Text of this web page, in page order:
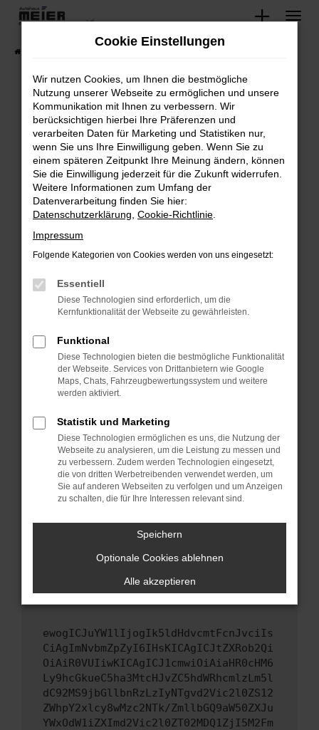
Zum
springen
Lagerfahrzeuge
Fehler: Network Error
Beim Laden ist ein Fehler aufgetreten.
Hier sind ein paar Tipps, die dir helfen können:
Überprüfe deine Firewall und deine
Internetverbindung.
Laden andere Webseiten, zum Beispiel deine
Suchmaschine?
Prüfe deine Browsererweiterungen.
können das Laden bestimmter Seiten
verhindern. Funktioniert die Seite in einem
anderen Browser oder in einem privaten
Starte dein Gerät neu.
Das kann manchmal helfen, vorübergehende
Probleme zu beheben.
Betriebssystem auf dem neuesten Stand
sind.
Veraltete Software birgt nicht nur ein
Sicherheitsrisiko, sondern kann auch dazu
führen, dass bestimmte Funktionen nicht mehr
unterstützt werden.
Wende dich an den Webseitenbetreiber.
Wenn du alle oben genannten Schritte versucht
hast, kontaktiere uns bitte. Wir werden
versuchen, das Problem zu beheben. Du kannst
uns diesen Text schicken, um uns bei der
ewogICJuYW1lIjogIk5ldHdvcmtFcnJvciIs
CiAgImNvbmZpZyI6IHsKICAgICJtZXRob2Qi
OiAiR0VUIiwKICAgICJ1cmwiOiAiaHR0cHM6
Ly9hcGkueC5ha3MtcHJvZC5hdWRhcmlzLm5l
dC92MS9jbGllbnRzLzIyNTgvd2Vic2l0ZS12
ZWhpY2xlcy8wMzc2NTk/ZmllbGQ9aW50ZXJu
YWxOdW1iZXImd2Vic2l0ZT02MDQ1ZjI5M2Fm
Cookie Einstellungen
Wir nutzen Cookies, um Ihnen die bestmögliche
Nutzung unserer Webseite zu ermöglichen und unsere
Kommunikation mit Ihnen zu verbessern. Wir
berücksichtigen hierbei Ihre Präferenzen und
verarbeiten Daten für Marketing und Statistiken nur,
wenn Sie uns Ihre Einwilligung geben. Wenn Sie zu
einem späteren Zeitpunkt Ihre Meinung ändern, können
Sie die Einwilligung jederzeit für die Zukunft widerrufen.
Weitere Informationen zum Umfang der
Datenverarbeitung finden Sie hier:
Datenschutzerklärung Cookie-Richtlinie
Impressum
Folgende Kategorien von Cookies werden von uns eingesetzt:
Essentiell
Diese Technologien sind erforderlich, um die
Kernfunktionalität der Webseite zu gewährleisten.
Funktional
Diese Technologien bieten die bestmögliche Funktionalität
der Webseite. Services von Drittanbietern wie Google
Maps, Chats, Fahrzeugbewertungssystem und weitere
werden aktiviert.
Statistik und Marketing
Diese Technologien ermöglichen es uns, die Nutzung der
Webseite zu analysieren, um die Leistung zu messen und
zu verbessern. Zudem werden Technologien eingesetzt,
die von dritten Werbetreibenden verwendet werden, um
Sie auf anderen Webseiten zu verfolgen und um Anzeigen
zu schalten, die für Ihre Interessen relevant sind.
Speichern
Optionale Cookies ablehnen
Alle akzeptieren